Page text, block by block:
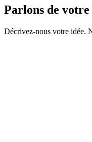
Parlons de
Décrivez-nous votre idée.